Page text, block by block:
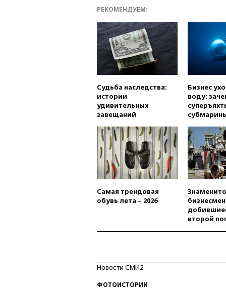
РЕКОМЕНДУЕМ:
Судьба наследства:
истории
удивительных
завещаний
Бизнес
воду:
Самая трендовая
обувь лета – 2026
второй
Новости СМИ2
ФОТОИСТОРИИ